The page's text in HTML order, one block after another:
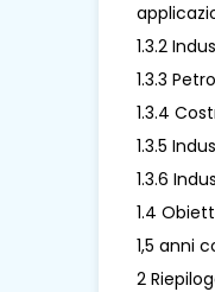
1.3.2
1.3.3
1.3.4
1.3.5
1.3.6
1.4
1,5 anni
2